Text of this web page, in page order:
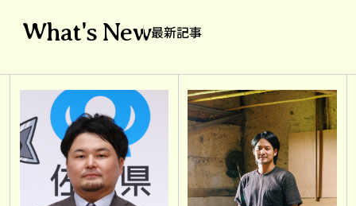
What's New最新記事